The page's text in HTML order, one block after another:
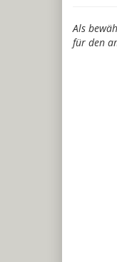
Als
für den